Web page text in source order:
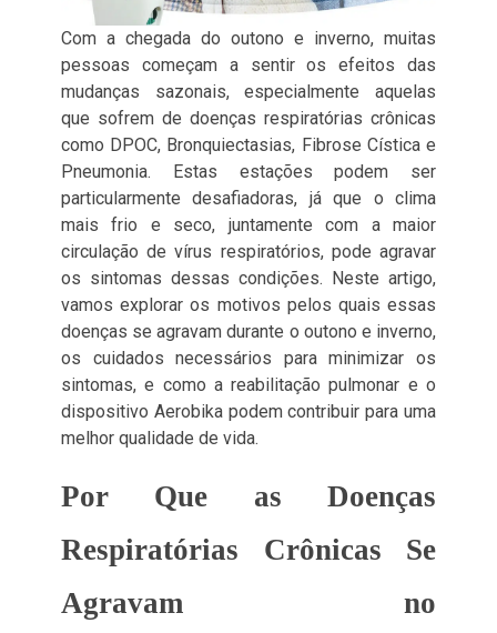
Com a chegada do outono e inverno, muitas
pessoas começam a sentir os efeitos das
mudanças sazonais, especialmente aquelas
que sofrem de doenças respiratórias crônicas
como DPOC, Bronquiectasias, Fibrose Cística e
Pneumonia. Estas estações podem ser
particularmente desafiadoras, já que o clima
mais frio e seco, juntamente com a maior
circulação de vírus respiratórios, pode agravar
os sintomas dessas condições. Neste artigo,
vamos explorar os motivos pelos quais essas
doenças se agravam durante o outono e inverno,
os cuidados necessários para minimizar os
sintomas, e como a reabilitação pulmonar e o
dispositivo Aerobika podem contribuir para uma
melhor qualidade de vida.
Por Que as Doenças
Respiratórias Crônicas Se
Agravam no